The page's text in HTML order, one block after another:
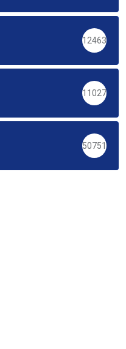
12463
11027
50751